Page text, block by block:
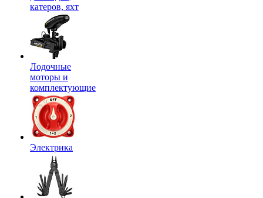
катеров, яхт
Лодочные
моторы и
комплектующие
Электрика